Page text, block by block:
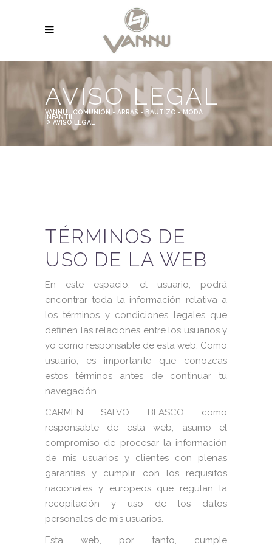
AVISO LEGAL
VANNU · COMUNIÓN - ARRAS - BAUTIZO - MODA
INFANTIL
>AVISO LEGAL
TÉRMINOS DE
USO DE LA WEB
En este espacio, el usuario, podrá
encontrar toda la información relativa a
los términos y condiciones legales que
definen las relaciones entre los usuarios y
yo como responsable de esta web. Como
usuario, es importante que conozcas
estos términos antes de continuar tu
navegación.
CARMEN SALVO BLASCO como
responsable de esta web, asumo el
compromiso de procesar la información
de mis usuarios y clientes con plenas
garantías y cumplir con los requisitos
nacionales y europeos que regulan la
recopilación y uso de los datos
personales de mis usuarios.
Esta web, por tanto, cumple